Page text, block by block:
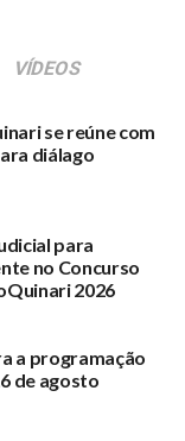
VÍDEOS
se reúne com
diálago
para
no Concurso
2026
a programação
de agosto